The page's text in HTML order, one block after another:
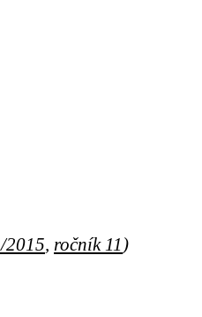
2015 ročník 11 )